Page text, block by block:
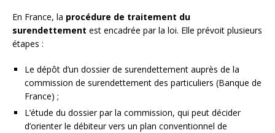
En France, la procédure de traitement du
surendettement est encadrée par la loi. Elle prévoit plusieurs
étapes :
Le dépôt d’un dossier de surendettement auprès de la
commission de surendettement des particuliers (Banque de
France) ;
L’étude du dossier par la commission, qui peut décider
d’orienter le débiteur vers un plan conventionnel de